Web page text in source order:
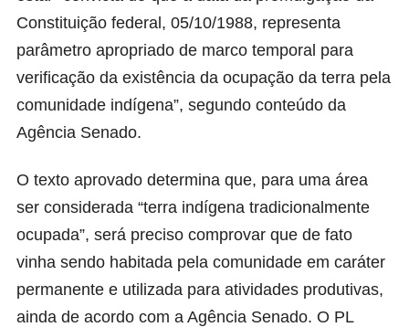
Constituição federal, 05/10/1988, representa
parâmetro apropriado de marco temporal para
verificação da existência da ocupação da terra pela
comunidade indígena”, segundo conteúdo da
Agência Senado.
O texto aprovado determina que, para uma área
ser considerada “terra indígena tradicionalmente
ocupada”, será preciso comprovar que de fato
vinha sendo habitada pela comunidade em caráter
permanente e utilizada para atividades produtivas,
ainda de acordo com a Agência Senado. O PL